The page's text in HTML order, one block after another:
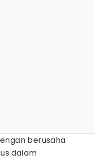
berusaha
dalam